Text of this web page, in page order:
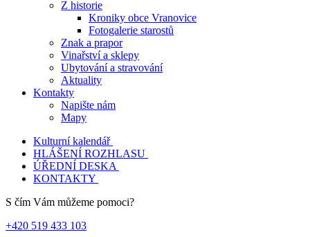
Z historie
Kroniky obce Vranovice
Fotogalerie starostů
Znak a prapor
Vinařství a sklepy
Ubytování a stravování
Aktuality
Kontakty
Napište nám
Mapy
Kulturní kalendář
HLÁŠENÍ ROZHLASU
ÚŘEDNÍ DESKA
KONTAKTY
S čím Vám můžeme pomoci?
+420 519 433 103